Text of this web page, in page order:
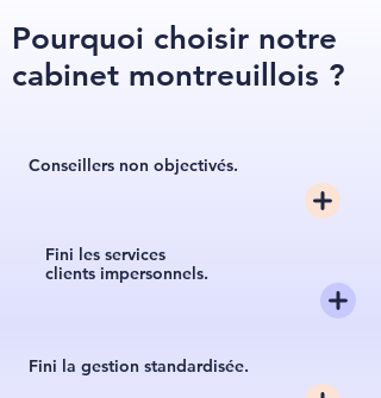
Pourquoi choisir notre
cabinet montreuillois ?
Conseillers non objectivés.
Fini les services
clients impersonnels.
Fini la gestion standardisée.